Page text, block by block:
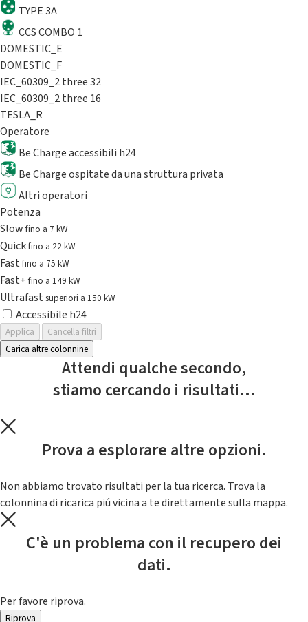
TYPE 3A
CCS COMBO 1
DOMESTIC_E
DOMESTIC_F
IEC_60309_2 three 32
IEC_60309_2 three 16
TESLA_R
Operatore
Be Charge accessibili h24
Be Charge ospitate da una struttura privata
Altri operatori
Potenza
Slowfino a 7 kW
Quickfino a 22 kW
Fastfino a 75 kW
Fast+fino a 149 kW
Ultrafast superiori a 150 kW
Accessibile h24
Applica
Cancella filtri
Carica altre colonnine
Attendi qualche secondo,
stiamo cercando i risultati...
Prova a esplorare altre opzioni.
Non abbiamo trovato risultati per la tua ricerca. Trova la
colonnina di ricarica piú vicina a te direttamente sulla mappa.
C'è un problema con il recupero dei
dati.
Per favore riprova.
Riprova